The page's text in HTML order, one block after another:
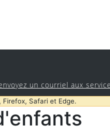
un courriel aux
Firefox, Safari et Edge.